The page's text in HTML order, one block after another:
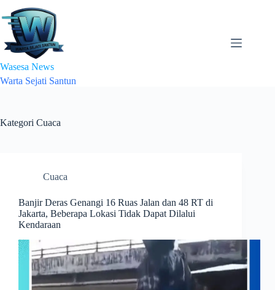
to
content
Wasesa News
Warta Sejati Santun
Kategori Cuaca
Cuaca
Banjir Deras Genangi 16 Ruas Jalan dan 48 RT di
Jakarta, Beberapa Lokasi Tidak Dapat Dilalui
Kendaraan